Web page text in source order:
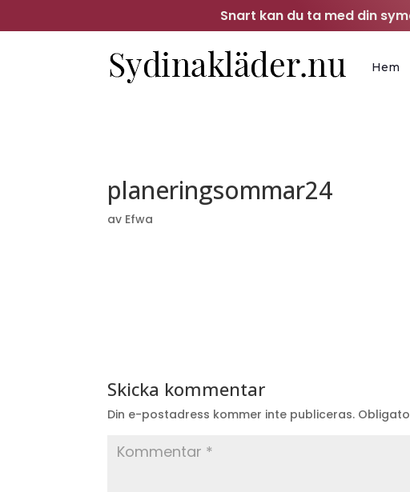
Snart kan du ta med din
Hem
planeringsommar24
av Efwa
Skicka kommentar
Din e-postadress kommer inte publiceras.